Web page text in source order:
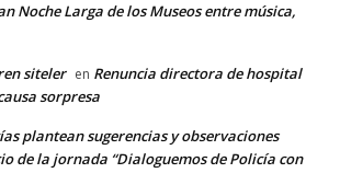
Noche Larga de los Museos entre música,
siteler en Renuncia directora de hospital
sorpresa
plantean sugerencias y observaciones
de la jornada “Dialoguemos de Policía con